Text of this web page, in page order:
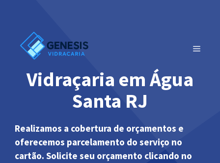
conteúdo
MENU
Vidraçaria em Água
Santa RJ
Realizamos a cobertura de orçamentos e
oferecemos parcelamento do serviço no
cartão. Solicite seu orçamento clicando no